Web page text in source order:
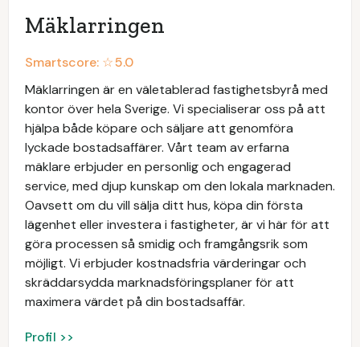
Mäklarringen
Smartscore: ☆5.0
Mäklarringen är en väletablerad fastighetsbyrå med
kontor över hela Sverige. Vi specialiserar oss på att
hjälpa både köpare och säljare att genomföra
lyckade bostadsaffärer. Vårt team av erfarna
mäklare erbjuder en personlig och engagerad
service, med djup kunskap om den lokala marknaden.
Oavsett om du vill sälja ditt hus, köpa din första
lägenhet eller investera i fastigheter, är vi här för att
göra processen så smidig och framgångsrik som
möjligt. Vi erbjuder kostnadsfria värderingar och
skräddarsydda marknadsföringsplaner för att
maximera värdet på din bostadsaffär.
Profil >>